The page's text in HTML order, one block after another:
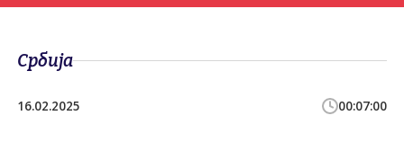
Србија
16.02.2025 00:07:00